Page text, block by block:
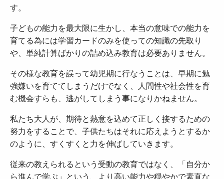
す。
子どもの能力を最大限に生かし、本当の意味での能力を
育てる為には学習カードのみを使っての知識の先取り
や、単純計算ばかりの詰め込み教育は必要ありません。
その様な教育を誤って幼児期に行なうことは、早期に勉
強嫌いを育ててしまうだけでなく、人間性や社会性を育
む機会すらも、逃がしてしまう事になりかねません。
私たち大人が、期待と熱意を込めて正しく接するための
努力をすることで、子供たちはそれに応えようとするか
のように、すくすくと力を伸ばしていきます。
従来の教えられるという受動の教育ではなく、「自分か
ら進んで学ぶ」という、より高い能力や穏やかで素直な